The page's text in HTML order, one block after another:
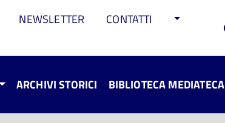
NEWSLETTER CONTATTI
ARCHIVI STORICI BIBLIOTECA MEDIATECA